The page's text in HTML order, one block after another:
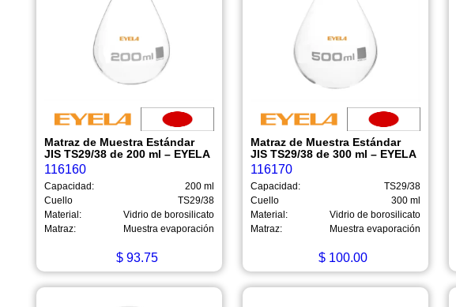
Matraz de Muestra Estándar
JIS TS29/38 de 200 ml – EYELA
116160
Capacidad:
200 ml
Cuello
TS29/38
Material:
Vidrio de borosilicato
Matraz:
Muestra evaporación
$93.75
Matraz de Muestra Estándar
JIS TS29/38 de 300 ml – EYELA
116170
Capacidad:
TS29/38
Cuello
300 ml
Material:
Vidrio de borosilicato
Matraz:
Muestra evaporación
$ 100.00